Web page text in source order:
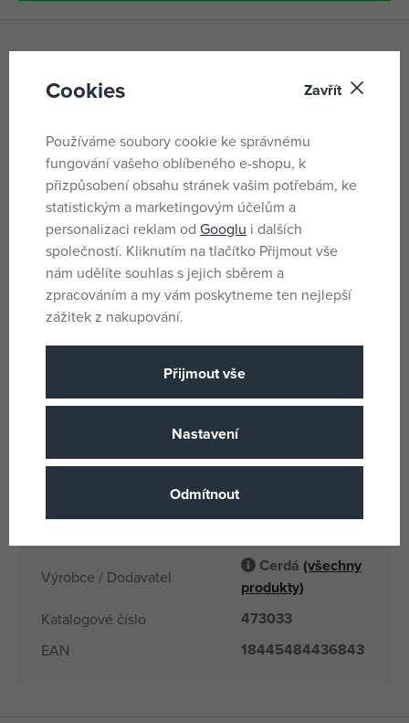
Cerdá Sponky do vlasů 4 kusy
Wednesday
Sada sponek do vlasů s motivem Wednesday.
Balení obsahuje 4 ks sponek do vlasů. Hezký dárek pro
holky od 6 let.
Parametry
Pohlaví
Výrobce / Dodavatel
Cerdá (všechny
produkty)
Katalogové číslo 473033
EAN 18445484436843
Cookies Zavřít
Používáme soubory cookie ke správnému
fungování vašeho oblíbeného e-shopu, k
přizpůsobení obsahu stránek vašim potřebám, ke
statistickým a marketingovým účelům a
personalizaci reklam od Googlu i dalších
společností. Kliknutím na tlačítko Přijmout vše
nám udělíte souhlas s jejich sběrem a
zpracováním a my vám poskytneme ten nejlepší
zážitek z nakupování.
Přijmout vše
Nastavení
Odmítnout